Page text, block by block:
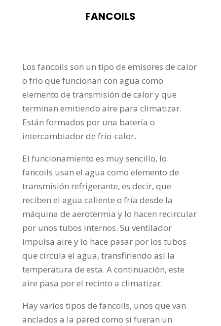
FANCOILS
Los fancoils son un tipo de emisores de calor
o frio que funcionan con agua como
elemento de transmisión de calor y que
terminan emitiendo aire para climatizar.
Están formados por una batería o
intercambiador de frío-calor.
El funcionamiento es muy sencillo, lo
fancoils usan el agua como elemento de
transmisión refrigerante, es decir, que
reciben el agua caliente o fría desde la
máquina de aerotermia y lo hacen recircular
por unos tubos internos. Su ventilador
impulsa aire y lo hace pasar por los tubos
que circula el agua, transfiriendo así la
temperatura de esta. A continuación, este
aire pasa por el recinto a climatizar.
Hay varios tipos de fancoils, unos que van
anclados a la pared como si fueran un